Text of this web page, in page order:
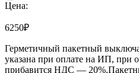
Цена:
6250₽
Герметичный пакетный
указана при оплате на ИП, при
прибавится НДС ―